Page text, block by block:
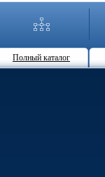
Полный каталог